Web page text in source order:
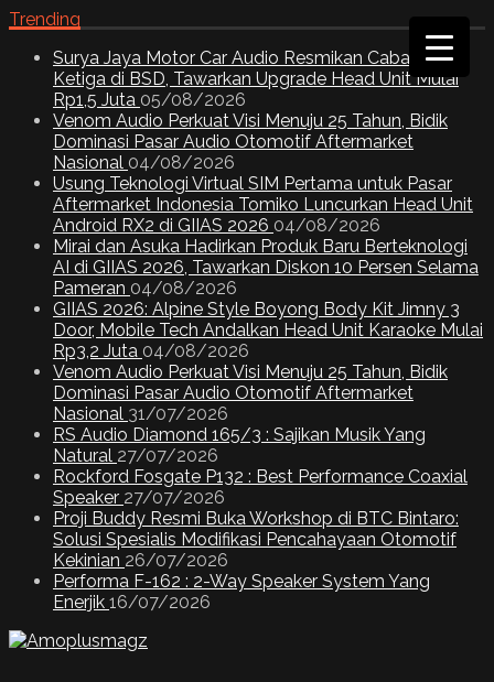
Trending
Surya Jaya Motor Car Audio Resmikan Cabang
Ketiga di BSD, Tawarkan Upgrade Head Unit Mulai
Rp1,5 Juta 05/08/2026
Venom Audio Perkuat Visi Menuju 25 Tahun, Bidik
Dominasi Pasar Audio Otomotif Aftermarket
Nasional 04/08/2026
Usung Teknologi Virtual SIM Pertama untuk Pasar
Aftermarket Indonesia Tomiko Luncurkan Head Unit
Android RX2 di GIIAS 2026 04/08/2026
Mirai dan Asuka Hadirkan Produk Baru Berteknologi
AI di GIIAS 2026, Tawarkan Diskon 10 Persen Selama
Pameran 04/08/2026
GIIAS 2026: Alpine Style Boyong Body Kit Jimny 3
Door, Mobile Tech Andalkan Head Unit Karaoke Mulai
Rp3,2 Juta 04/08/2026
Venom Audio Perkuat Visi Menuju 25 Tahun, Bidik
Dominasi Pasar Audio Otomotif Aftermarket
Nasional 31/07/2026
RS Audio Diamond 165/3 : Sajikan Musik Yang
Natural 27/07/2026
Rockford Fosgate P132 : Best Performance Coaxial
Speaker 27/07/2026
Proji Buddy Resmi Buka Workshop di BTC Bintaro:
Solusi Spesialis Modifikasi Pencahayaan Otomotif
Kekinian 26/07/2026
Performa F-162 : 2-Way Speaker System Yang
Enerjik 16/07/2026